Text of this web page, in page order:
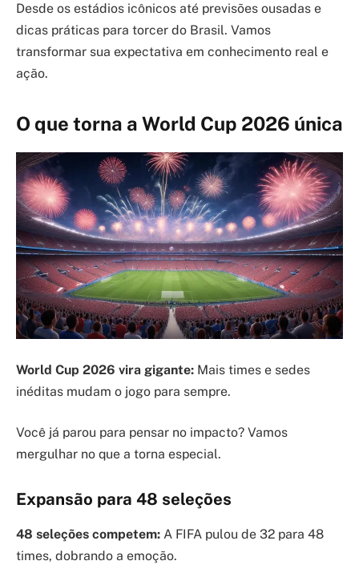
Desde os estádios icônicos até previsões ousadas e
dicas práticas para torcer do Brasil. Vamos
transformar sua expectativa em conhecimento real e
ação.
O que torna a World Cup 2026 única
World Cup 2026 vira gigante: Mais times e sedes
inéditas mudam o jogo para sempre.
Você já parou para pensar no impacto? Vamos
mergulhar no que a torna especial.
Expansão para 48 seleções
48 seleções competem: A FIFA pulou de 32 para 48
times, dobrando a emoção.